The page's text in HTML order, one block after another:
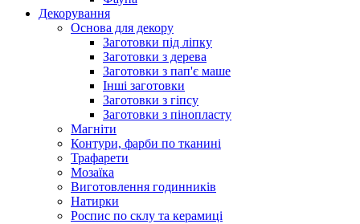
Декорування
Основа для декору
Заготовки під ліпку
Заготовки з дерева
Заготовки з пап'є маше
Інші заготовки
Заготовки з гіпсу
Заготовки з пінопласту
Магніти
Контури, фарби по тканині
Трафарети
Мозаїка
Виготовлення годинників
Натирки
Роспис по склу та керамиці